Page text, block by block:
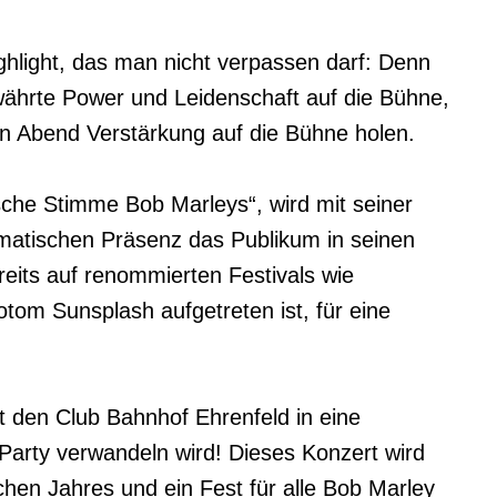
das man nicht verpassen darf: Denn
Power und Leidenschaft auf die Bühne,
Abend Verstärkung auf die Bühne holen.
Stimme Bob Marleys“, wird mit seiner
Präsenz das Publikum in seinen
auf renommierten Festivals wie
Sunsplash aufgetreten ist, für eine
den Club Bahnhof Ehrenfeld in eine
verwandeln wird! Dieses Konzert wird
Jahres und ein Fest für alle Bob Marley